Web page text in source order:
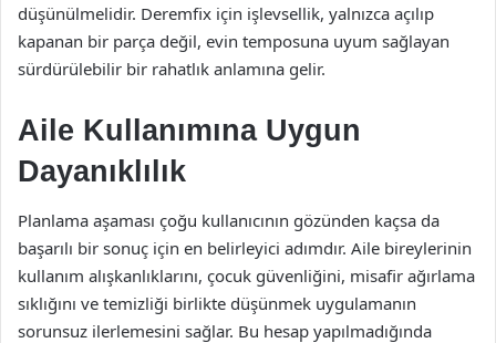
düşünülmelidir. Deremfix için işlevsellik, yalnızca açılıp
kapanan bir parça değil, evin temposuna uyum sağlayan
sürdürülebilir bir rahatlık anlamına gelir.
Aile Kullanımına Uygun
Dayanıklılık
Planlama aşaması çoğu kullanıcının gözünden kaçsa da
başarılı bir sonuç için en belirleyici adımdır. Aile bireylerinin
kullanım alışkanlıklarını, çocuk güvenliğini, misafir ağırlama
sıklığını ve temizliği birlikte düşünmek uygulamanın
sorunsuz ilerlemesini sağlar. Bu hesap yapılmadığında